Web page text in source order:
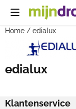
Cookievoorkeuren
Home / edialux
edialux
Klantenservice